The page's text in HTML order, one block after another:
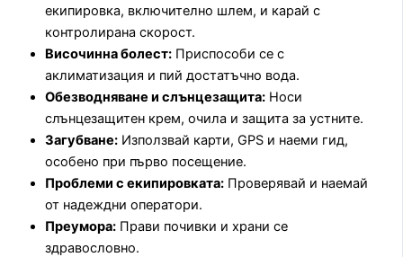
екипировка, включително шлем, и карай с
контролирана скорост.
Височинна болест: Приспособи се с
аклиматизация и пий достатъчно вода.
Обезводняване и слънцезащита: Носи
слънцезащитен крем, очила и защита за устните.
Загубване: Използвай карти, GPS и наеми гид,
особено при първо посещение.
Проблеми с екипировката: Проверявай и наемай
от надеждни оператори.
Преумора: Прави почивки и храни се
здравословно.